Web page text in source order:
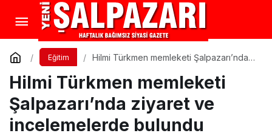
Eğitim
Hilmi Türkmen memleketi Şalpazarı’nda
Hilmi Türkmen memleketi
Şalpazarı’nda ziyaret ve
incelemelerde bulundu